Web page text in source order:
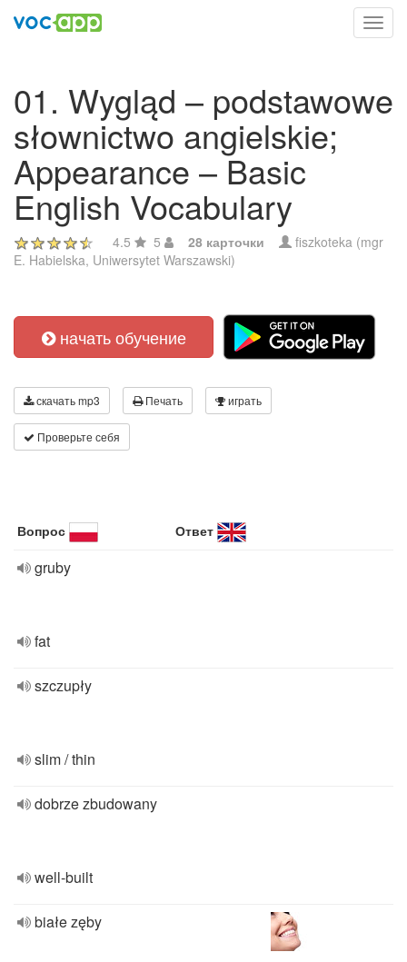
01. Wygląd – podstawowe
słownictwo angielskie;
Appearance – Basic
English Vocabulary
4.5 5 28 карточки
fiszkoteka (mgr
E. Habielska, Uniwersytet Warszawski)
начать обучение
скачать mp3 Печать играть
Проверьте себя
Вопрос Ответ
gruby
fat
szczupły
slim / thin
dobrze zbudowany
well-built
białe zęby